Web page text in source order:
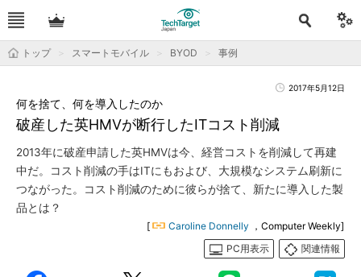
トップ スマートモバイル BYOD 事例
2017年5月12日
破産した英HMVが断行したITコスト削減
何を捨て、何を導入したのか
2013年に破産申請した英HMVは今、経営コストを削減して再建
中だ。コスト削減の手はITにもおよび、大規模なシステム刷新に
つながった。コスト削減のために彼らが捨て、新たに導入した製
品とは？
[ Caroline Donnelly ，Computer Weekly]
PC用表示
関連情報